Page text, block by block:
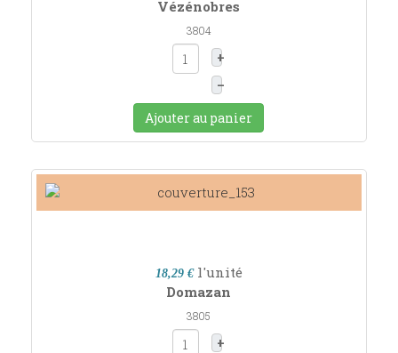
Vézénobres
3804
+
–
Ajouter au panier
18,29 € l'unité
Domazan
3805
+